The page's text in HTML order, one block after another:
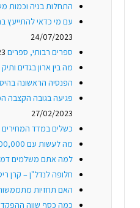
התחלות בניה וכמות
עם מי כדאי להתייעץ
24/07/2023
ספרים רבותי, ספרים
מה בין ארון בגדים
הפנסיה הראשונה
פגיעה בגובה הקצבה
27/02/2023
כשלים במדד המחירים
מה לעשות עם 100,000 ש"ח?
למה אתם משלמים דמי
חלופה לנדל"ן – קרן
האם תחזיות
כמה כסף שווה